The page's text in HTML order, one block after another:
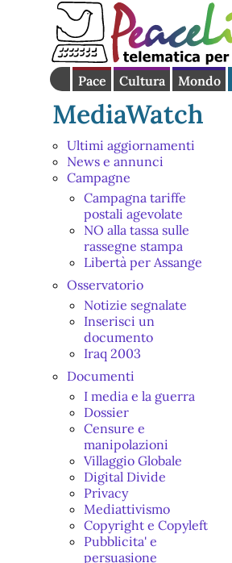
Pace Cultura Mondo
MediaWatch
Ultimi aggiornamenti
News e annunci
Campagne
Campagna tariffe
postali agevolate
NO alla tassa sulle
rassegne stampa
Libertà per Assange
Osservatorio
Notizie segnalate
Inserisci un
documento
Iraq 2003
Documenti
I media e la guerra
Dossier
Censure e
manipolazioni
Villaggio Globale
Digital Divide
Privacy
Mediattivismo
Copyright e Copyleft
Pubblicita' e
persuasione